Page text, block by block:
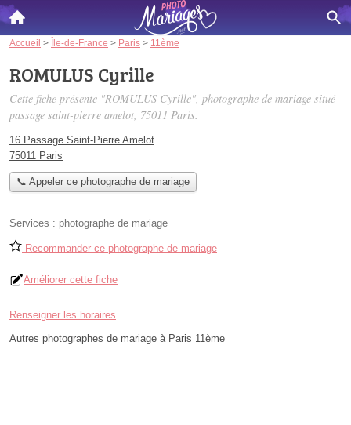
Accueil > Île-de-France > Paris > 11ème
ROMULUS Cyrille
Cette fiche présente "ROMULUS Cyrille", photographe de mariage situé
passage saint-pierre amelot, 75011 Paris.
16 Passage Saint-Pierre Amelot
75011 Paris
📞 Appeler ce photographe de mariage
Services : photographe de mariage
Recommander ce photographe de mariage
Améliorer cette fiche
Renseigner les horaires
Autres photographes de mariage à Paris 11ème